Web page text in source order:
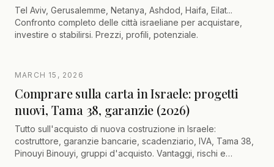
Tel Aviv, Gerusalemme, Netanya, Ashdod, Haifa, Eilat...
Confronto completo delle città israeliane per acquistare,
investire o stabilirsi. Prezzi, profili, potenziale.
MARCH 15, 2026
Comprare sulla carta in Israele: progetti
nuovi, Tama 38, garanzie (2026)
Tutto sull'acquisto di nuova costruzione in Israele:
costruttore, garanzie bancarie, scadenziario, IVA, Tama 38,
Pinouyi Binouyi, gruppi d'acquisto. Vantaggi, rischi e